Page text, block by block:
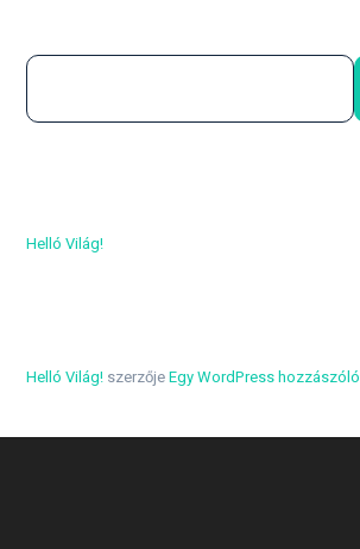
Helló Világ!
Helló Világ! szerzőjeEgy WordPress hozzászóló